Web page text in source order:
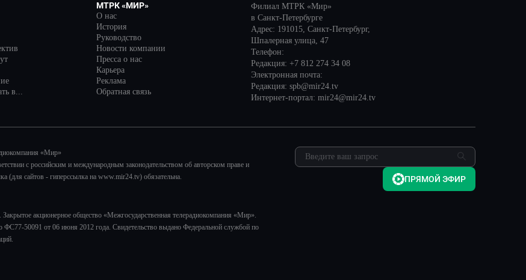
в...
МТРК «МИР»
О нас
История
Руководство
Новости компании
Пресса о нас
Карьера
Реклама
Обратная связь
Филиал МТРК «Мир»
в Санкт-Петербурге
Адрес: 191015, Санкт-Петербург,
Шпалерная улица, 47
Телефон:
Редакция: +7 812 274 34 08
Электронная почта:
Редакция: spb@mir24.tv
Интернет-портал: mir24@mir24.tv
«Мир»
с российским и международным законодательством об авторском праве и
сайтов - гиперссылка на www.mir24.tv) обязательна.
акционерное общество «Межгосударственная телерадиокомпания «Мир».
50091 от 06 июня 2012 года. Свидетельство выдано Федеральной службой по
ПРЯМОЙ ЭФИР